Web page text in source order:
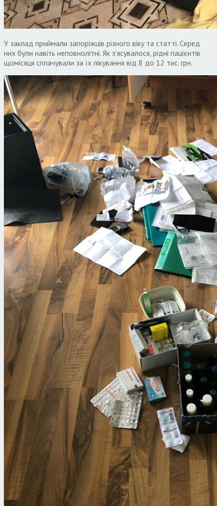
У заклад приймали запоріжців різного віку та статті. Серед
них були навіть неповнолітні. Як з’ясувалося, рідні пацієнтів
щомісяця сплачували за їх лікування від 8 до 12 тис. грн.